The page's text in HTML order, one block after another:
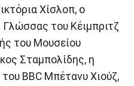
Χίσλοπ, ο
του Κέιμπριτζ
του Μουσείου
Σταμπολίδης, η
BBC Μπέτανυ Χιούζ,